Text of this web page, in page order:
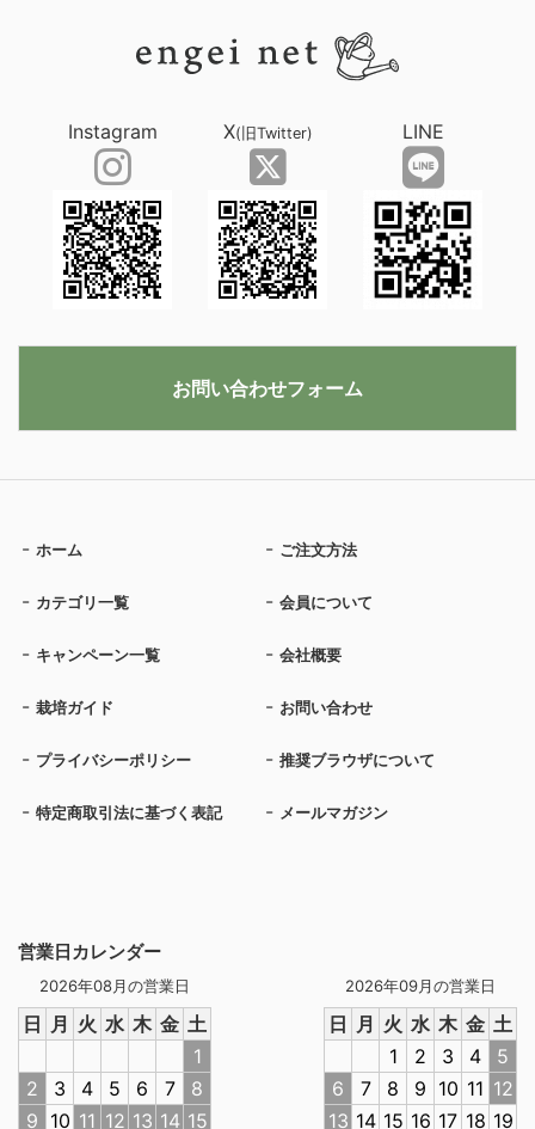
営業日カレンダー
2026年08月の営業日
日 月 火 水 木 金 土
1
2
3 4 5 6 7
8
9 10 11 12 13 14 15
2026年09月の営業日
日 月 火 水 木 金 土
1
2 3 4
5
6
7 8 9 10 11 12
13 14 15 16 17 18 19
ホーム ご注文方法
カテゴリ一覧 会員について
キャンペーン一覧 会社概要
栽培ガイド お問い合わせ
プライバシーポリシー 推奨ブラウザについて
特定商取引法に基づく表記 メールマガジン
Instagram X(旧Twitter) LINE
お問い合わせフォーム